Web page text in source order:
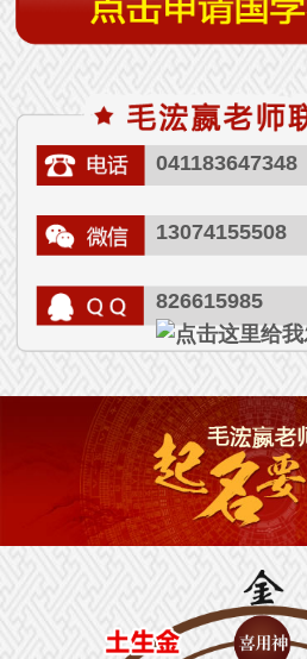
041183647348
13074155508
826615985